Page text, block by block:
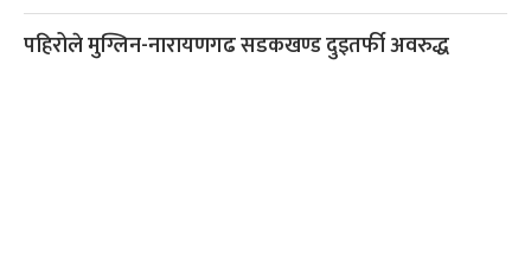
पहिरोले मुग्लिन-नारायणगढ सडकखण्ड दुइतर्फी अवरुद्ध